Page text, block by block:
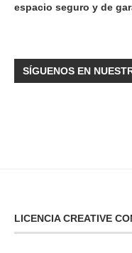
espacio seguro y de
SÍGUENOS EN
LICENCIA CREATIVE